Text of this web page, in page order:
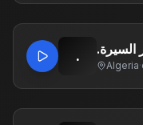
. السيرة
Algeria·